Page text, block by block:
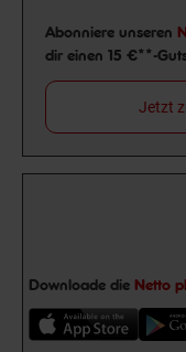
Newsletter
Abonniere unseren
dir einen 15 €**-
Jetzt
Downloade die Netto